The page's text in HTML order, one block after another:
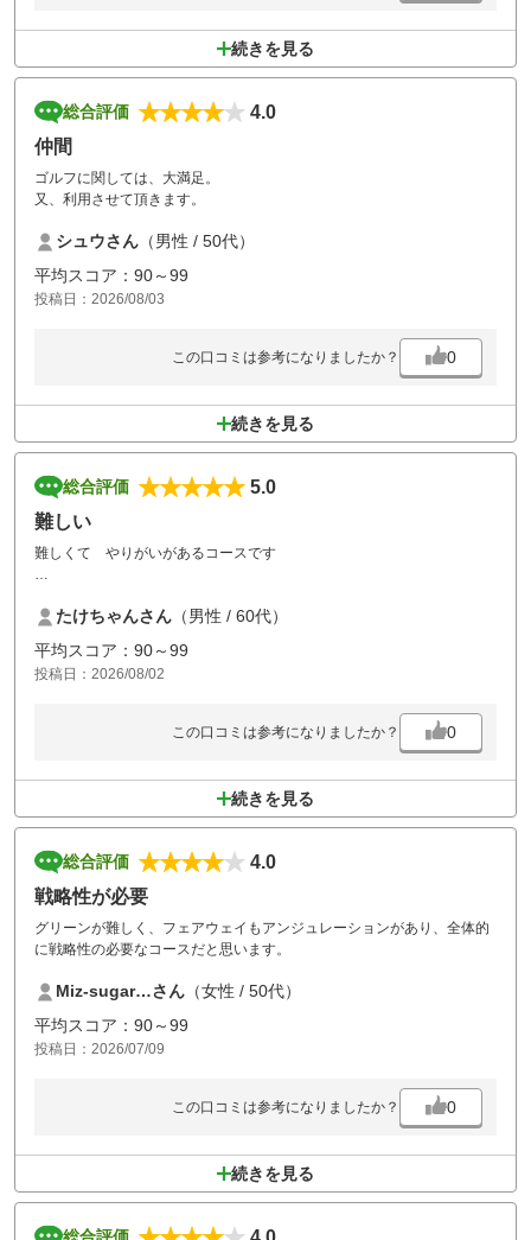
続きを見る
総合評価
4.0
仲間
ゴルフに関しては、大満足。
又、利用させて頂きます。
シュウさん （男性 / 50代）
平均スコア：90～99
投稿日：2026/08/03
この口コミは参考になりましたか？ 0
続きを見る
総合評価
5.0
難しい
難しくて やりがいがあるコースです
また 挑戦したいコースです
たけちゃんさん （男性 / 60代）
平均スコア：90～99
投稿日：2026/08/02
この口コミは参考になりましたか？ 0
続きを見る
総合評価
4.0
戦略性が必要
グリーンが難しく、フェアウェイもアンジュレーションがあり、全体的
に戦略性の必要なコースだと思います。
Miz-sugar…さん （女性 / 50代）
平均スコア：90～99
投稿日：2026/07/09
この口コミは参考になりましたか？ 0
続きを見る